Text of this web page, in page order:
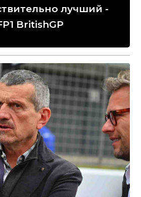
лучший -
BritishGP